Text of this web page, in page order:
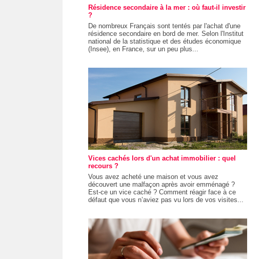
Résidence secondaire à la mer : où faut-il investir
?
De nombreux Français sont tentés par l'achat d'une
résidence secondaire en bord de mer. Selon l'Institut
national de la statistique et des études économique
(Insee), en France, sur un peu plus...
Vices cachés lors d'un achat immobilier : quel
recours ?
Vous avez acheté une maison et vous avez
découvert une malfaçon après avoir emménagé ?
Est-ce un vice caché ? Comment réagir face à ce
défaut que vous n’aviez pas vu lors de vos visites...